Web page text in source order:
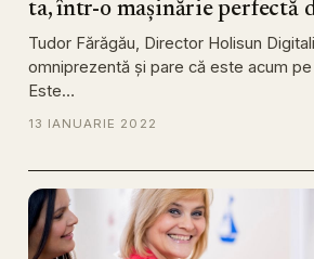
ta, într-o mașinărie perfectă
Tudor Fărăgău, Director Holisun
omniprezentă și pare că este acum
Este…
13 IANUARIE 2022